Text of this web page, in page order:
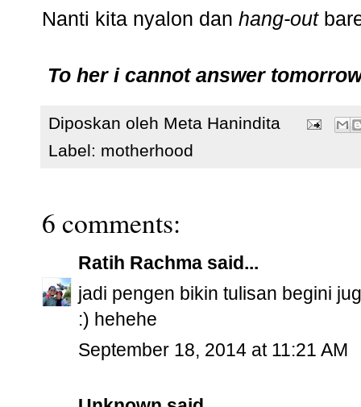
Nanti kita nyalon dan hang-out
To her i cannot answer
Diposkan oleh Meta Hanindita
Label: motherhood
6 comments:
Ratih Rachma said...
jadi pengen bikin tulisan begini
:) hehehe
September 18, 2014 at 11:21 AM